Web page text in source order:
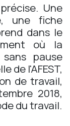
Une
une fiche
dans le
où la
pause
de l'AFEST,
de travail,
2018,
du travail.